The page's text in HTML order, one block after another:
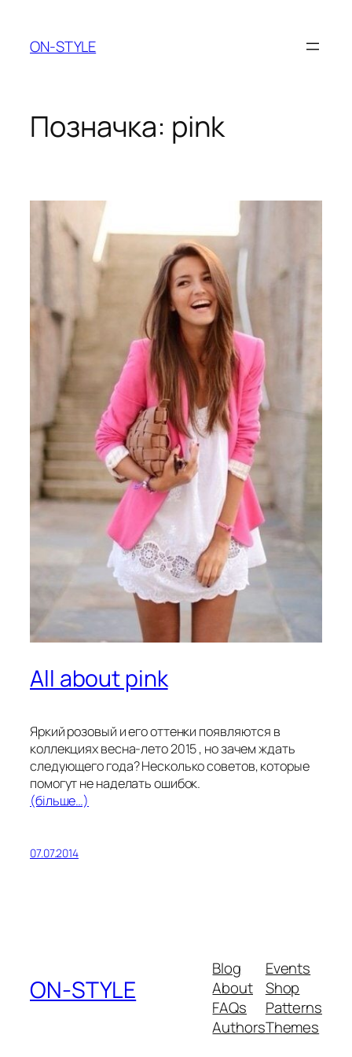
вмісту
ON-STYLE
Позначка: pink
All about pink
Яркий розовый и его оттенки появляются в
коллекциях весна-лето 2015 , но зачем ждать
следующего года? Несколько советов, которые
помогут не наделать ошибок.
(більше…)
07.07.2014
ON-STYLE
Blog
About
FAQs
Authors
Events
Shop
Patterns
Themes